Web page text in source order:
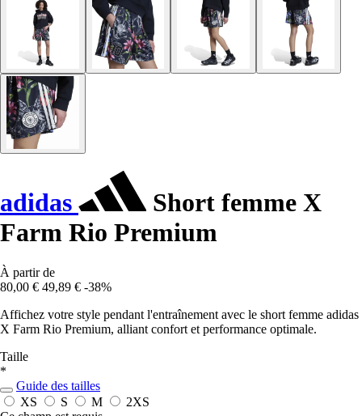
adidas
Short femme X
Farm Rio Premium
À partir de
80,00 € 49,89 € -38%
Affichez votre style pendant l'entraînement avec le short femme adidas
X Farm Rio Premium, alliant confort et performance optimale.
Taille
*
Guide des tailles
XS
S M
2XS